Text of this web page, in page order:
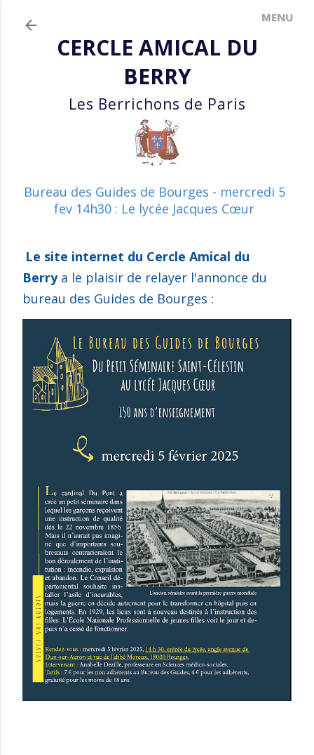
CERCLE AMICAL DU
BERRY
Les Berrichons de Paris
Bureau des Guides de Bourges - mercredi 5
fev 14h30 : Le lycée Jacques Cœur
Le site internet du Cercle Amical du
Berry a le plaisir de relayer l'annonce du
bureau des Guides de Bourges :